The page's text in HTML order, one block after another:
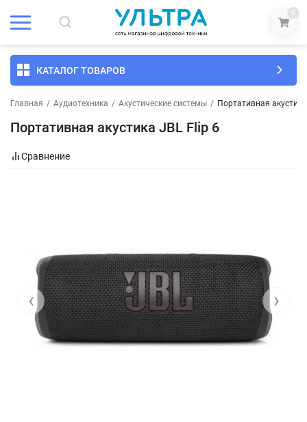
0
КАТАЛОГ ТОВАРОВ
Главная / Аудиотехника / Акустические системы / Портативная
Портативная акустика JBL Flip 6
Сравнение
‹ ›